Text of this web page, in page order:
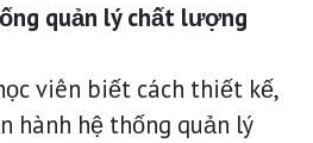
quản lý chất lượng
viên biết cách thiết kế,
hành hệ thống quản lý